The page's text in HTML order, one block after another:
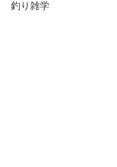
釣り雑学